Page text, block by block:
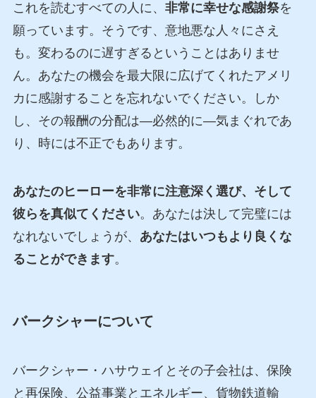
これを読むすべての人に、 非常に幸せな感謝祭を
願っています。そうです、意地悪な人々にさえ
も。変わるのに遅すぎるということはありませ
ん。あなたの機会を最大限に広げてくれたアメリ
カに感謝することを忘れないでください。しか
し、その報酬の分配は—必然的に—気まぐれであ
り、時には不正でもあります。
あなたのヒーローを非常に注意深く選び、そして
彼らを真似てください。あなたは決して完璧には
なれないでしょうが、 あなたはいつもより良くな
ることができます。
バークシャーについて
バークシャー・ハサウェイとその子会社は、保険
と再保険、公益事業とエネルギー、貨物鉄道輸